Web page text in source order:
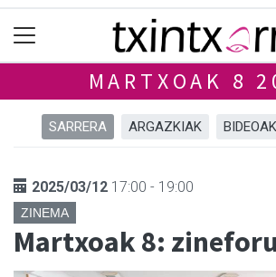
MARTXOAK 8
SARRERA ARGAZKIAK BIDEOAK
2025/03/12 17:00 - 19:00
ZINEMA
Martxoak 8: